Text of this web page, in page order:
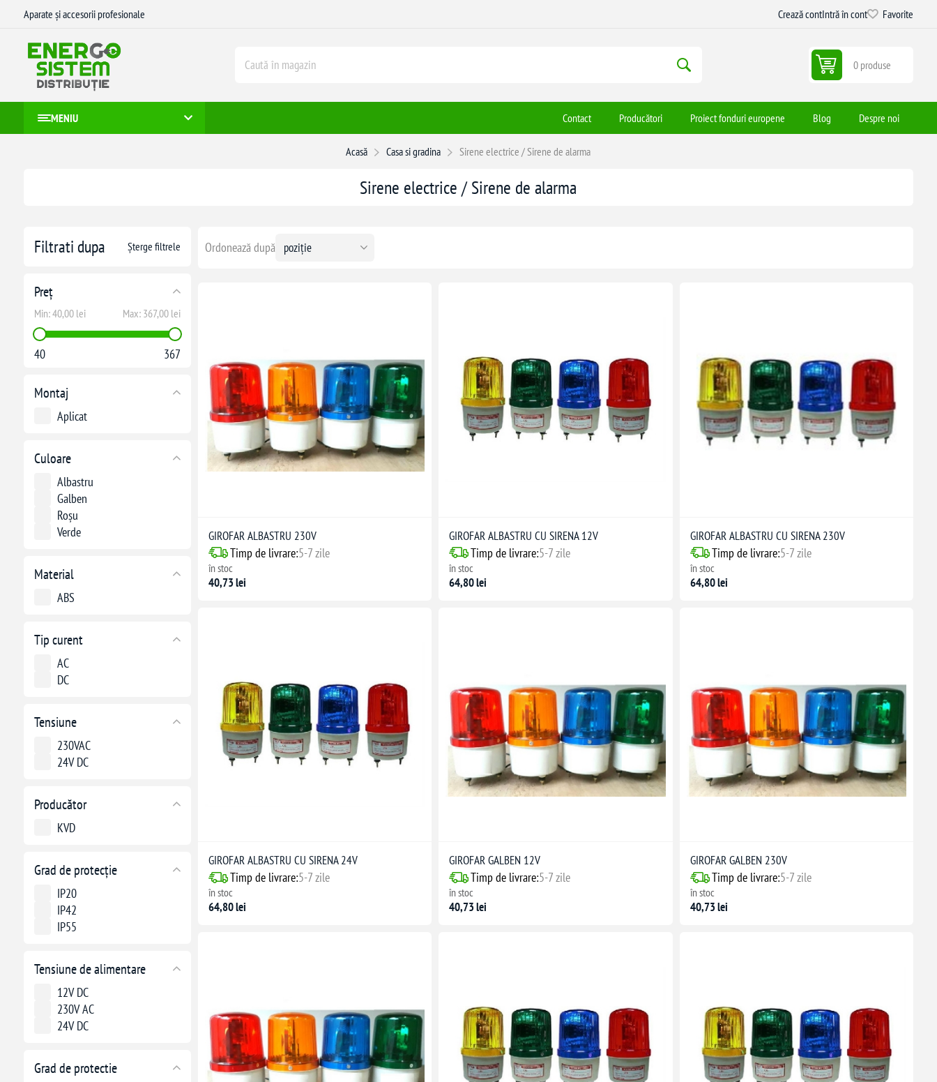
Aparate și accesorii profesionale Crează contIntră în cont Favorite
0 produse
MENIU Contact Producători Proiect fonduri europene Blog Despre noi
Acasă Casa si gradina Sirene electrice / Sirene de alarma
Filtrati dupa Șterge filtrele
Preț
Min:40,00 lei Max: 367,00 lei
40 367
Montaj
Aplicat
Culoare
Albastru
Galben
Roșu
Verde
Material
ABS
Tip curent
AC
DC
Tensiune
230VAC
24V DC
Producător
KVD
Grad de protecție
IP20
IP42
IP55
Tensiune de alimentare
12V DC
230V AC
24V DC
Grad de protectie
Sirene electrice / Sirene de alarma
Ordonează după
GIROFAR ALBASTRU 230V
Timp de livrare:5-7 zile
în stoc
40,73 lei
GIROFAR ALBASTRU CU SIRENA 12V
Timp de livrare:5-7 zile
în stoc
64,80 lei
GIROFAR ALBASTRU CU SIRENA 230V
Timp de livrare:5-7 zile
în stoc
64,80 lei
GIROFAR ALBASTRU CU SIRENA 24V
Timp de livrare:5-7 zile
în stoc
64,80 lei
GIROFAR GALBEN 12V
Timp de livrare:5-7 zile
în stoc
40,73 lei
GIROFAR GALBEN 230V
Timp de livrare:5-7 zile
în stoc
40,73 lei